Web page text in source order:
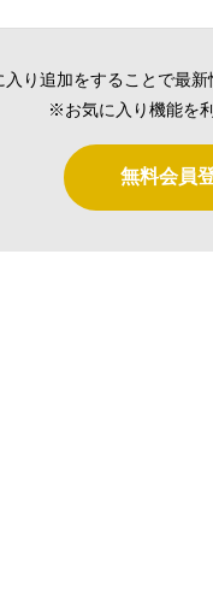
入り追加をすることで最
※お気に入り機能を
無料会員